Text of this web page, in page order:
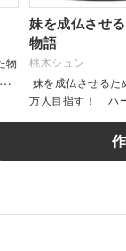
物
妹を成仏させ
物語
桃木シュン
妹を成仏させる
万人目指す！ ハ